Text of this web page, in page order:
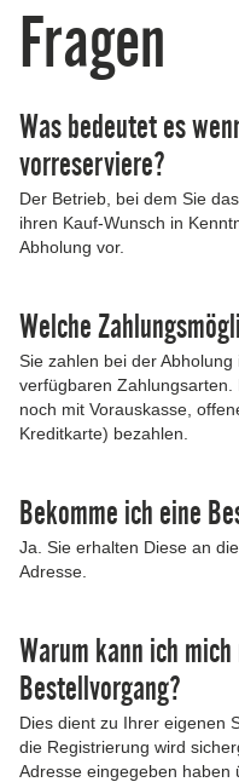
Fragen
Was bedeutet es
vorreserviere?
Der Betrieb, bei dem Sie
ihren Kauf-Wunsch in
Abholung vor.
Welche
Sie zahlen bei der
verfügbaren Zahlungsarten.
noch mit Vorauskasse,
Kreditkarte) bezahlen.
Bekomme ich eine
Ja. Sie erhalten Diese an
Adresse.
Warum kann ich
Bestellvorgang?
Dies dient zu Ihrer eigenen
die Registrierung wird
Adresse eingegeben haben